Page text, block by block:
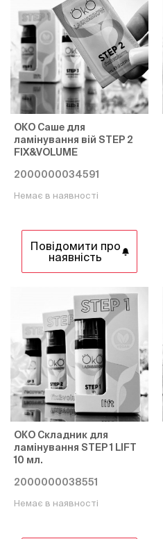
ОКО Саше для
ламінування вій STEP 2
FIX&VOLUME
2000000034591
Немає в наявності
Повідомити про
наявність
ОКО Складник для
ламінування STEP 1 LIFT
10 мл.
2000000038551
Немає в наявності